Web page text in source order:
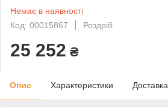
Немає в наявності
Код: 00015867
Роздріб
25 252 ₴
Опис Характеристики Доставка